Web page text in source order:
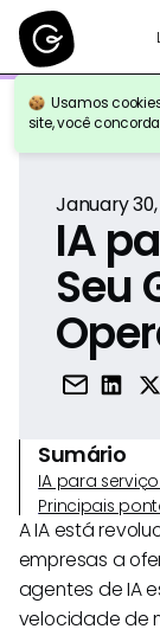
Usamos
site, você
Voltar para a
January
IA
Seu
Sumário
IA para
Principais
A IA está
empresas a
agentes de IA
velocidade de